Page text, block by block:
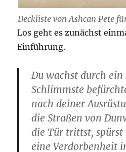
Deckliste von Ashcan Pete
Los geht es zunächst
Einführung.
Du wachst durch ein
Schlimmste
nach deiner
die Straßen von
die Tür trittst,
eine Verdorbenheit